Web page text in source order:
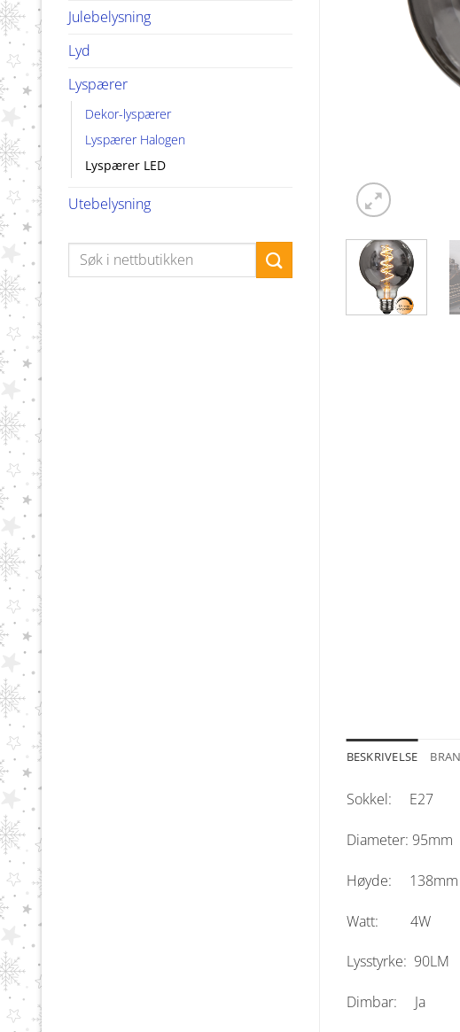
Julebelysning
Lyd
Lyspærer
Dekor-lyspærer
Lyspærer Halogen
Lyspærer LED
Utebelysning
Søk
BESKRIVELSE
Sokkel: E27
Diameter: 95mm
Høyde: 138mm
Watt: 4W
Lysstyrke: 90LM
Dimbar: Ja